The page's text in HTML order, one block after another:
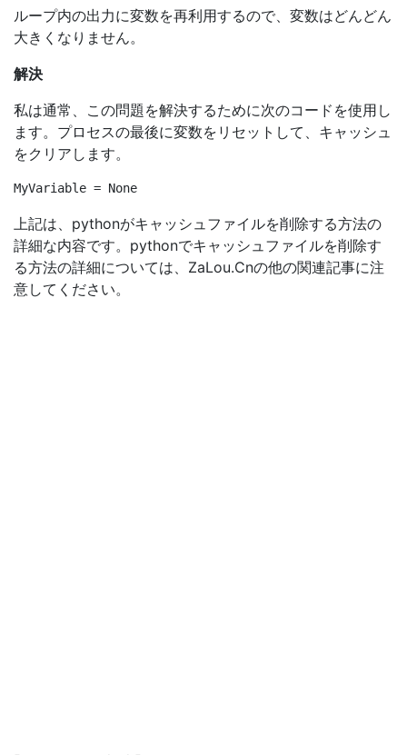
ループ内の出力に変数を再利用するので、変数はどんどん
大きくなりません。
解決
私は通常、この問題を解決するために次のコードを使用し
ます。プロセスの最後に変数をリセットして、キャッシュ
をクリアします。
上記は、pythonがキャッシュファイルを削除する方法の
詳細な内容です。pythonでキャッシュファイルを削除す
る方法の詳細については、ZaLou.Cnの他の関連記事に注
意してください。